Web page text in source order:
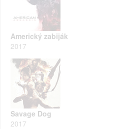
Americký zabiják
2017
Savage Dog
2017